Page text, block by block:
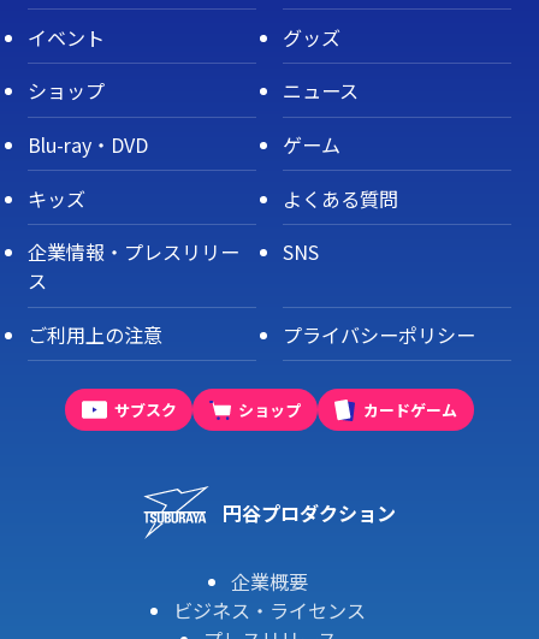
イベント
グッズ
ショップ
ニュース
Blu-ray・DVD
ゲーム
キッズ
よくある質問
企業情報・プレスリリー
ス
SNS
ご利用上の注意 プライバシーポリシー
サブスク ショップ カードゲーム
円谷プロダクション
企業概要
ビジネス・ライセンス